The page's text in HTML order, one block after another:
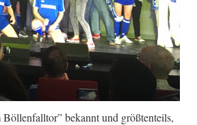
bekannt und größtenteils,